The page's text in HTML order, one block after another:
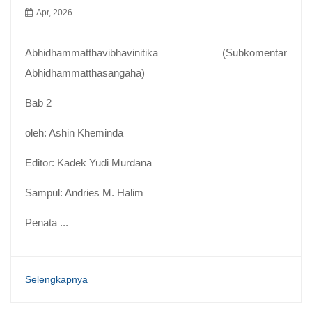
Apr, 2026
Abhidhammatthavibhavinitika (Subkomentar
Abhidhammatthasangaha)
Bab 2
oleh: Ashin Kheminda
Editor: Kadek Yudi Murdana
Sampul: Andries M. Halim
Penata ...
Selengkapnya